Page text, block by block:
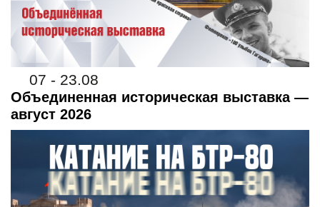
07 - 23.08
Объединенная историческая выставка —
август 2026